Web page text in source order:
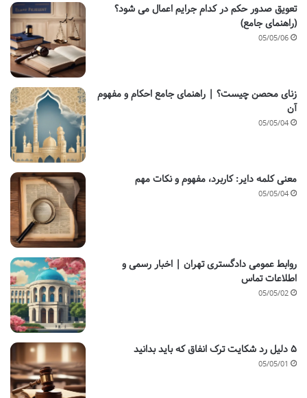
تعویق صدور حکم در کدام جرایم اعمال می شود؟
(راهنمای جامع)
05/05/06
زنای محصن چیست؟ | راهنمای جامع احکام و مفهوم
آن
05/05/04
معنی کلمه دایر: کاربرد، مفهوم و نکات مهم
05/05/04
روابط عمومی دادگستری تهران | اخبار رسمی و
اطلاعات تماس
05/05/02
۵ دلیل رد شکایت ترک انفاق که باید بدانید
05/05/01